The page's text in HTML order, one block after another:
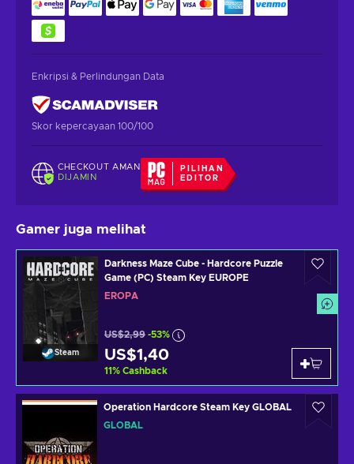
Enkripsi & Perlindungan Data
Skor kepercayaan 100/100
CHECKOUT AMAN
DIJAMIN
PILIHAN
EDITOR
Gamer juga melihat
Steam
Darkness Maze Cube - Hardcore Puzzle
Game (PC) Steam Key EUROPE
EROPA
US$2,99 -53%
US$1,40
11% Cashback
Operation Hardcore Steam Key GLOBAL
GLOBAL